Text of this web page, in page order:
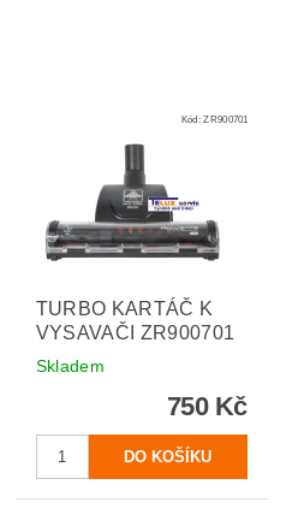
Kód:ZR900701
TURBO KARTÁČ K
VYSAVAČI ZR900701
Skladem
750 Kč